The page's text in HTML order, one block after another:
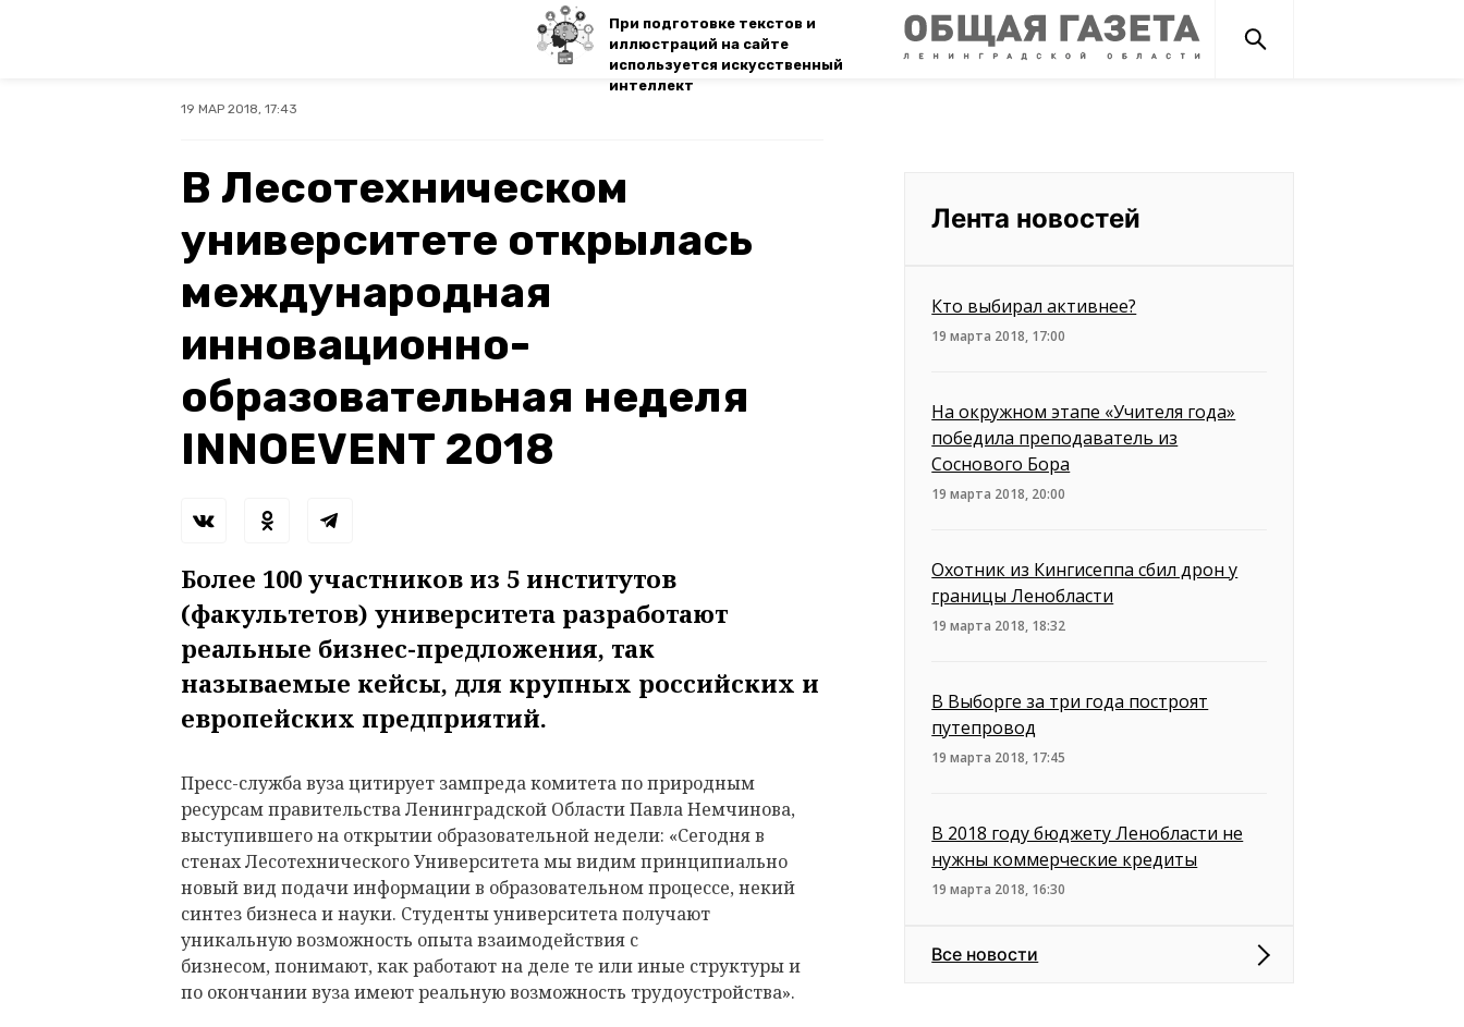
При подготовке текстов и
иллюстраций на сайте
используется искусственный
интеллект
19 МАР 2018, 17:43
В Лесотехническом
университете открылась
международная
инновационно-
образовательная неделя
INNOEVENT 2018
Более 100 участников из 5 институтов
(факультетов) университета разработают
реальные бизнес-предложения, так
называемые кейсы, для крупных российских и
европейских предприятий.
Пресс-служба вуза цитирует зампреда комитета по природным
ресурсам правительства Ленинградской Области Павла Немчинова,
выступившего на открытии образовательной недели: «Сегодня в
стенах Лесотехнического Университета мы видим принципиально
новый вид подачи информации в образовательном процессе, некий
синтез бизнеса и науки. Студенты университета получают
уникальную возможность опыта взаимодействия с
бизнесом, понимают, как работают на деле те или иные структуры и
по окончании вуза имеют реальную возможность трудоустройства».
Лента новостей
Кто выбирал активнее?
19 марта 2018, 17:00
На окружном этапе «Учителя года»
победила преподаватель из
Соснового Бора
19 марта 2018, 20:00
Охотник из Кингисеппа сбил дрон у
границы Ленобласти
19 марта 2018, 18:32
В Выборге за три года построят
путепровод
19 марта 2018, 17:45
В 2018 году бюджету Ленобласти не
нужны коммерческие кредиты
19 марта 2018, 16:30
Все новости